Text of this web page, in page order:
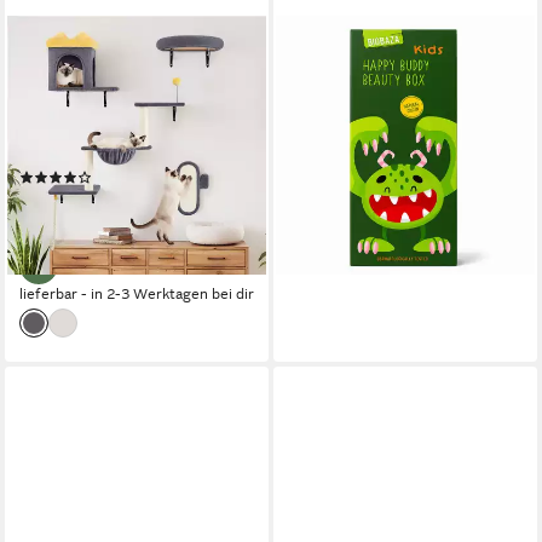
YAHEETECH
Katzen-Kletterwand
Katzenmöbel-Set 4 teilig, mit
Katzenhöhle & Katzenliege &
Plattformen & Katzenkorb
55,99 € UVP 89,99 €
-38%
lieferbar - in 2-3 Werktagen bei dir
Pflege-Geschenkset Biobaza
Happy Buddy Geschenkset, 3-
(8,00 €/ 100 ml)
lieferbar - in 2-3 Werktagen bei dir